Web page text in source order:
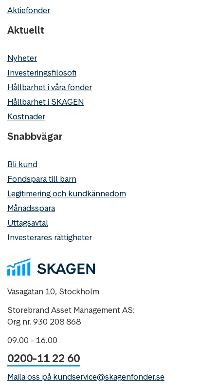
Aktiefonder
Aktuellt
Nyheter
Investeringsfilosofi
Hållbarhet i våra fonder
Hållbarhet i SKAGEN
Kostnader
Snabbvägar
Bli kund
Fondspara till barn
Legitimering och kundkännedom
Månadsspara
Uttagsavtal
Investerares rättigheter
Vasagatan 10, Stockholm
Storebrand Asset Management AS:
Org nr. 930 208 868
09.00 - 16.00
0200-11 22 60
Maila oss på kundservice@skagenfonder.se